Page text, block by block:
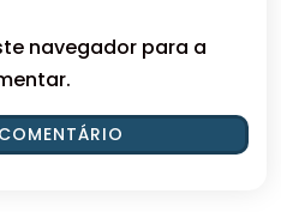
navegador para a